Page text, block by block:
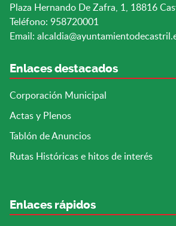
Plaza Hernando De Zafra, 1, 18816
Teléfono: 958720001
Email:
Enlaces destacados
Corporación Municipal
Actas y Plenos
Tablón de Anuncios
Rutas Históricas e hitos de interés
Enlaces rápidos